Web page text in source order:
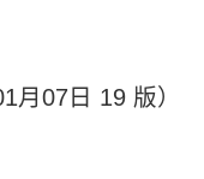
月07日 19 版）